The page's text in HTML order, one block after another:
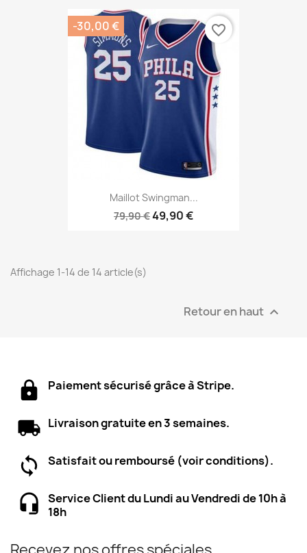
Maillot Swingman...
79,90 €49,90 €
-30,00 € favorite_border
Affichage 1-14 de 14 article(s)
Retour en haut 
Paiement sécurisé grâce à Stripe.
Livraison gratuite en 3 semaines.
Satisfait ou remboursé (voir conditions).
Service Client du Lundi au Vendredi de 10h à
18h